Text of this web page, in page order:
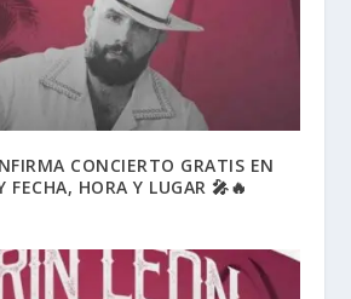
CONCIERTO GRATIS EN
FECHA, HORA Y LUGAR 🎤🔥